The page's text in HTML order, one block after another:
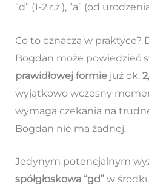
“d” (1-2 r.ż.), “a” (od
Co to oznacza w praktyce?
Bogdan może powiedzieć
prawidłowej formiejuż ok.
wyjątkowo wczesny
wymaga czekania na trudne
Bogdan nie ma żadnej.
Jedynym potencjalnym
spółgłoskowa “gd”w